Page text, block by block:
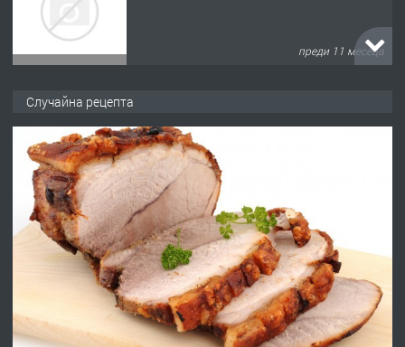
преди 11 месеца
ПРЕДЛАГА Работа за общи работници
преди 1 година
ПРЕДЛАГА
Първи поход "По стъпките на Ангел
Случайна рецепта